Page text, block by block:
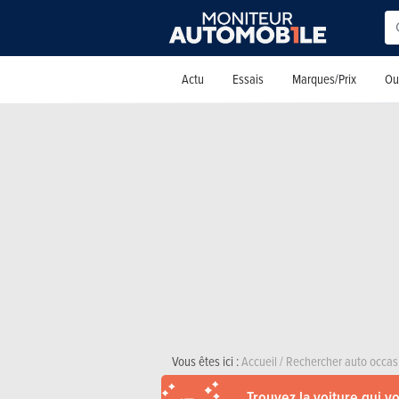
Actu Essais Marques/Prix
Vous êtes ici :Accueil/Rechercher auto